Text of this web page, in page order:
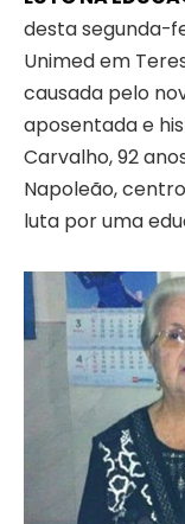
desta segunda-
Unimed em
causada pelo
aposentada e
Carvalho, 92
Napoleão,
luta por uma